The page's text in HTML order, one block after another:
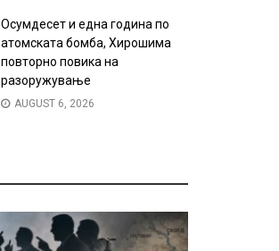
Осумдесет и една година по
атомската бомба, Хирошима
повторно повика на
разоружување
AUGUST 6, 2026